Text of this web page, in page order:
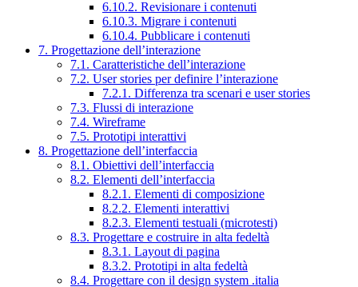
6.10.2. Revisionare i contenuti
6.10.3. Migrare i contenuti
6.10.4. Pubblicare i contenuti
7. Progettazione dell’interazione
7.1. Caratteristiche dell’interazione
7.2. User stories per definire l’interazione
7.2.1. Differenza tra scenari e user stories
7.3. Flussi di interazione
7.4. Wireframe
7.5. Prototipi interattivi
8. Progettazione dell’interfaccia
8.1. Obiettivi dell’interfaccia
8.2. Elementi dell’interfaccia
8.2.1. Elementi di composizione
8.2.2. Elementi interattivi
8.2.3. Elementi testuali (microtesti)
8.3. Progettare e costruire in alta fedeltà
8.3.1. Layout di pagina
8.3.2. Prototipi in alta fedeltà
8.4. Progettare con il design system .italia